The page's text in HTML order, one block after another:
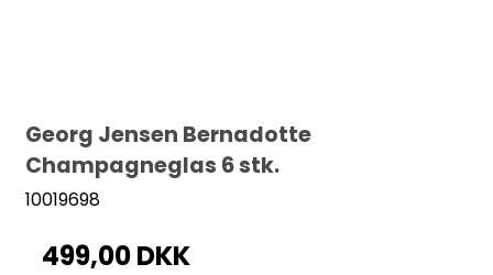
Georg Jensen Bernadotte
Champagneglas 6 stk.
10019698
499,00 DKK